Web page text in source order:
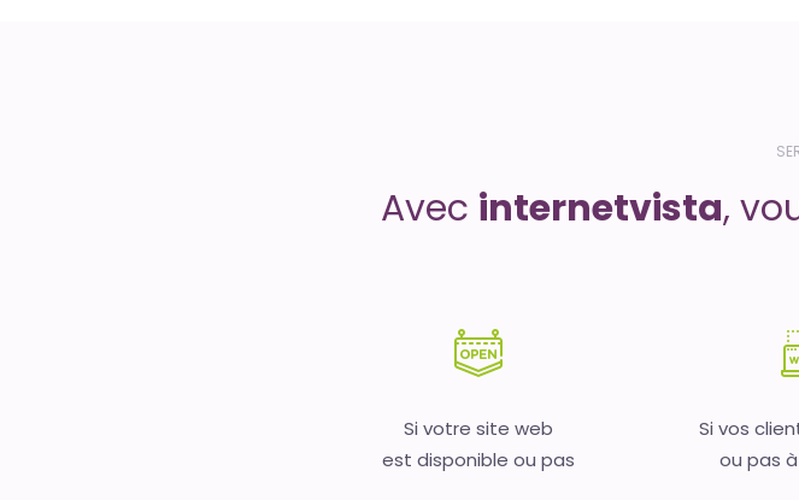
Avec internetvista,
Si votre site web
est disponible ou pas
Si vos
ou pas